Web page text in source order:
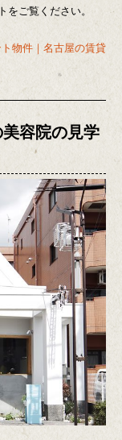
をご覧ください。
物件｜名古屋の賃貸
容院の見学